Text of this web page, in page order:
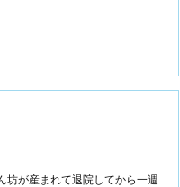
坊が産まれて退院してから一週